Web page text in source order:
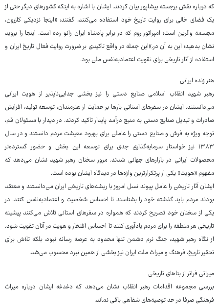
که درباره نقش ‌برجسته بیشاپور بیان کردند. ایشان با اشاره به اینکه کشورهای دیگر حتی از
یک فضای خالی برای روایت تاریخ خود استفاده می‌کنند، گفتند: «اینجا نزدیکی کازرون،
مجسمه والرین است؛ امپراتور روم که در برابر پادشاه ایران زانو زده است. اینجا را بروید
نشان بدهید؛ این به آن در.»این جمله در واقع تاکیدی بر ضرورت روایت فعال تاریخ ایران و
استفاده از آثار تاریخی برای تقویت اعتمادبه‌نفس ملی بود.
هنر زنده ایرانی
رهبر شهید انقلاب اسلامی صنایع‌ دستی را نیز بخشی جدایی‌ناپذیر از هویت ایرانی
می‌دانستند. ایشان در سفرهای استانی بارها بر حمایت از هنرمندان، توسعه تولید، افزایش
صادرات و تبدیل صنایع‌ دستی به منبع درآمد پایدار تاکید کردند. در دیدار با مسئولان قم،
توجه ویژه به فرش و صنایع ‌دستی را عاملی برای بهبود معیشت مردم دانستند و در سال
۱۳۸۳ نیز خواستار سرمایه‌گذاری جدی برای توسعه این بخش و حضور گسترده‌تر
محصولات ایرانی در بازارهای جهانی شدند. مرور سخنان رهبر شهید نشان می‌دهد که
مفهوم «هویت» یکی از پرتکرارترین واژه‌ها در دیدگاه ایشان بوده است.
ایشان آثار تاریخی را عامل پیوند نسل امروز با ریشه‌های تاریخی ایران می‌دانستند و معتقد
بودند مردم باید گذشته خود را بشناسند تا احساس شخصیت و اعتمادبه‌نفس کنند. در
یکی از سخنان خود تصریح کردند که همواره در سفرهای استانی تلاش می‌کنند پیشینه
تاریخی هر منطقه را برای مردم یادآوری کنند تا احساس افتخار و هویت در آنان تقویت شود.
از نگاه رهبر شهید، جنگ نرم دشمن تنها محدود به عرصه رسانه نبود، بلکه تلاش برای
تحقیر تاریخ، فرهنگ و میراث ملت ایران نیز بخشی از همین نبرد محسوب می‌شد.
میراثی فراتر از بناهای تاریخی
بررسی مجموعه اقدامات رهبر انقلاب نشان می‌دهد که دغدغه ایشان درباره میراث
فرهنگی صرفا در حد توصیه‌های شفاهی باقی نماند.